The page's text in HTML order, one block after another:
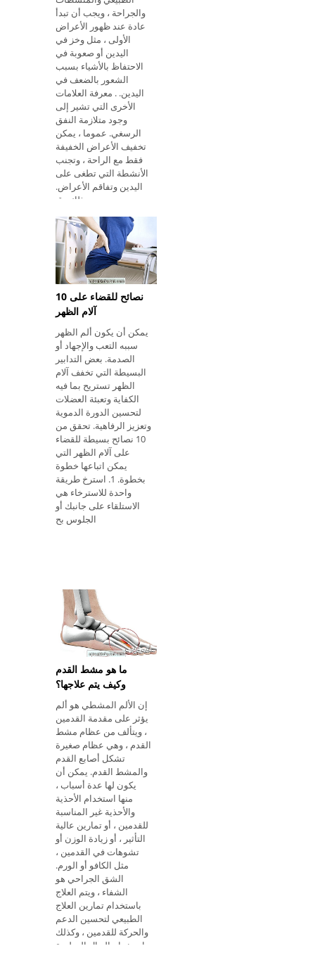
والجراحة ، ويجب أن تبدأ
عادة عند ظهور الأعراض
الأولى ، مثل وخز في
اليدين أو صعوبة في
الاحتفاظ بالأشياء بسبب
الشعور بالضعف في
اليدين. . معرفة العلامات
الأخرى التي تشير إلى
وجود متلازمة النفق
الرسغي. عموما ، يمكن
تخفيف الأعراض الخفيفة
فقط مع الراحة ، وتجنب
الأنشطة التي تطغى على
اليدين وتفاقم الأعراض.
ومع ذلك ، ق
10 نصائح للقضاء على
آلام الظهر
يمكن أن يكون ألم الظهر
سببه التعب والإجهاد أو
الصدمة. بعض التدابير
البسيطة التي تخفف آلام
الظهر تستريح بما فيه
الكفاية وتعبئة العضلات
لتحسين الدورة الدموية
وتعزيز الرفاهية. تحقق من
10 نصائح بسيطة للقضاء
على آلام الظهر التي
يمكن اتباعها خطوة
بخطوة. 1. استرخ طريقة
واحدة للاسترخاء هي
الاستلقاء على جانبك أو
الجلوس بح
ما هو مشط القدم
وكيف يتم علاجها؟
إن الألم المشطي هو ألم
يؤثر على مقدمة القدمين
، ويتألف من عظام مشط
القدم ، وهي عظام صغيرة
تشكل أصابع القدم
والمشط القدم. يمكن أن
يكون لها عدة أسباب ،
منها استخدام الأحذية
والأحذية غير المناسبة
للقدمين ، أو تمارين عالية
التأثير ، أو زيادة الوزن أو
تشوهات في القدمين ،
مثل الكافو أو الورم.
الشق الجراحي هو
الشفاء ، ويتم العلاج
باستخدام تمارين العلاج
الطبيعي لتحسين الدعم
والحركة للقدمين ، وكذلك
استخدام النعال العظمية